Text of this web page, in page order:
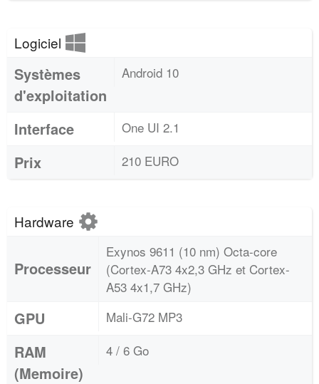
Logiciel
Systèmes
d'exploitation
Android 10
Interface One UI 2.1
Prix 210 EURO
Hardware
Processeur
Exynos 9611 (10 nm) Octa-core
(Cortex-A73 4x2,3 GHz et Cortex-
A53 4x1,7 GHz)
GPU Mali-G72 MP3
RAM
(Memoire)
4 / 6 Go